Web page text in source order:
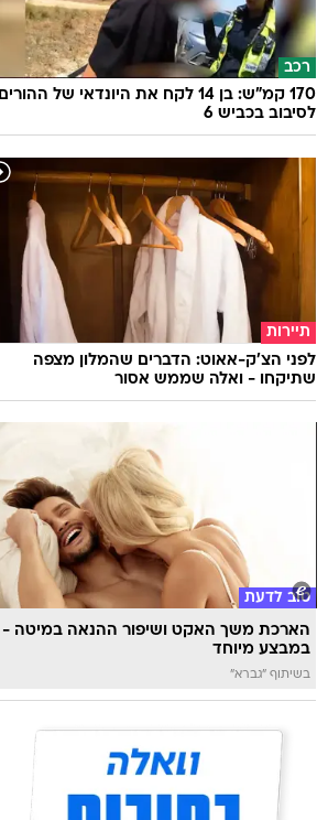
רכב
170 קמ"ש: בן 14 לקח את היונדאי של ההורים
לסיבוב בכביש 6
תיירות
לפני הצ'ק-אאוט: הדברים שהמלון מצפה
שתיקחו - ואלה שממש אסור
טוב לדעת
הארכת משך האקט ושיפור ההנאה במיטה -
במבצע מיוחד
בשיתוף "גברא"